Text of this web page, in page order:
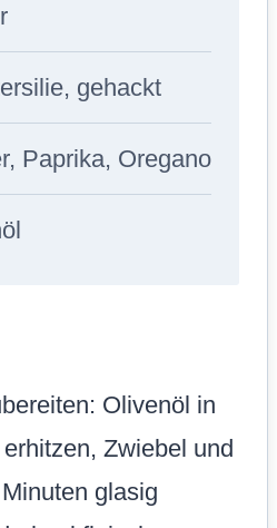
gehackt
Paprika, Oregano
Olivenöl in
Zwiebel und
glasig